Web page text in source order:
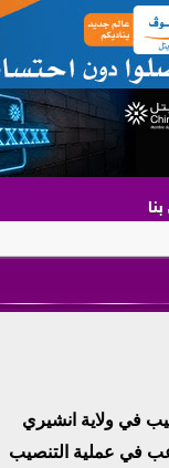
في ولاية انشيري
في عملية التنصيب